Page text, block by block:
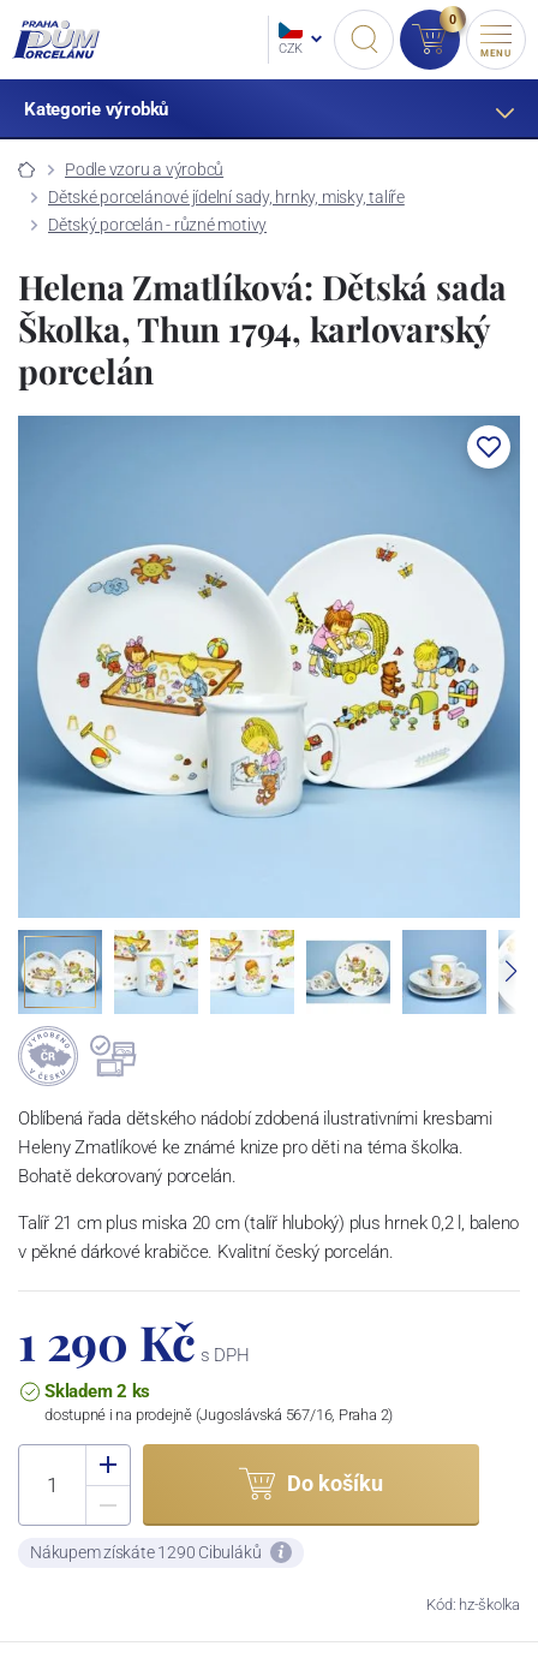
CZK
0
MENU
Kategorie výrobků
Podle vzoru a výrobců
Dětské porcelánové jídelní sady, hrnky, misky, talíře
Dětský porcelán - různé motivy
Helena Zmatlíková: Dětská sada
Školka, Thun 1794, karlovarský
porcelán
Oblíbená řada dětského nádobí zdobená ilustrativními kresbami
Heleny Zmatlíkové ke známé knize pro děti na téma školka.
Bohatě dekorovaný porcelán.
Talíř 21 cm plus miska 20 cm (talíř hluboký) plus hrnek 0,2 l, baleno
v pěkné dárkové krabičce. Kvalitní český porcelán.
1 290 Kč s DPH
Skladem 2 ks
dostupné i na prodejně (Jugoslávská 567/16, Praha 2)
Do košíku
Nákupem získáte 1290 Cibuláků
Kód: hz-školka